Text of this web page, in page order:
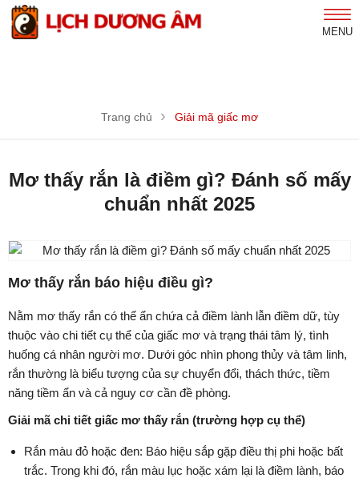
MENU
Trang chủ Giải mã giấc mơ
Mơ thấy rắn là điềm gì? Đánh số mấy
chuẩn nhất 2025
Mơ thấy rắn báo hiệu điều gì?
Nằm mơ thấy rắn có thể ẩn chứa cả điềm lành lẫn điềm dữ, tùy
thuộc vào chi tiết cụ thể của giấc mơ và trạng thái tâm lý, tình
huống cá nhân người mơ. Dưới góc nhìn phong thủy và tâm linh,
rắn thường là biểu tượng của sự chuyển đổi, thách thức, tiềm
năng tiềm ẩn và cả nguy cơ cần đề phòng.
Giải mã chi tiết giấc mơ thấy rắn (trường hợp cụ thể)
Rắn màu đỏ hoặc đen: Báo hiệu sắp gặp điều thị phi hoặc bất
trắc. Trong khi đó, rắn màu lục hoặc xám lại là điềm lành, báo